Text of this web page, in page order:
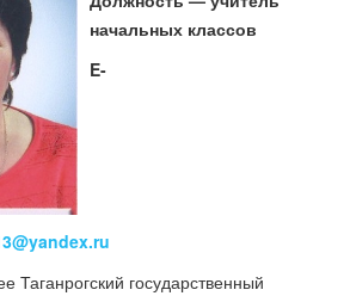
начальных классов
E-
Таганрогский государственный